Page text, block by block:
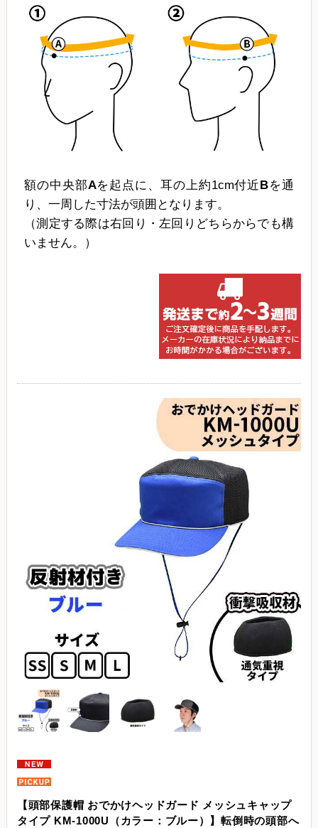
額の中央部Aを起点に、耳の上約1cm付近 Bを通
り、一周した寸法が頭囲となります。
（測定する際は右回り・左回りどちらからでも構
いません。）
【頭部保護帽 おでかけヘッドガード メッシュキャップ
タイプ KM-1000U（カラー：ブルー）】転倒時の頭部へ